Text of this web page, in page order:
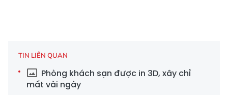
TIN LIÊN QUAN
Phòng khách sạn được in 3D, xây chỉ
mất vài ngày